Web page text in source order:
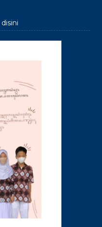
disini